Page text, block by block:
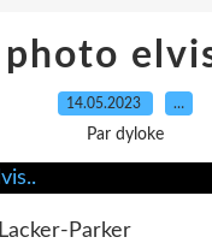
photo
14.05.2023 …
Par dyloke
Parker